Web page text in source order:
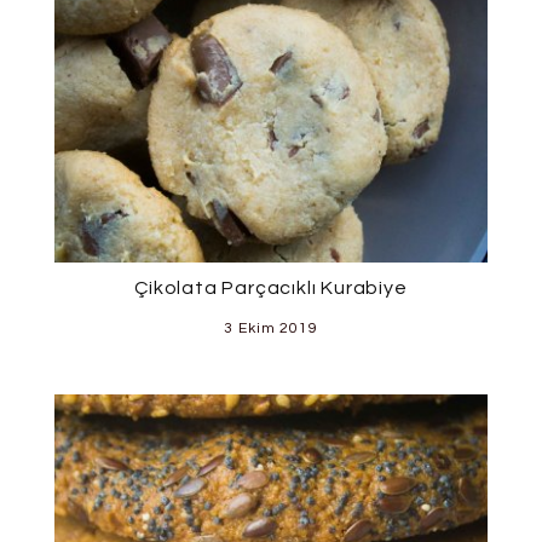
Çikolata Parçacıklı Kurabiye
3 Ekim 2019